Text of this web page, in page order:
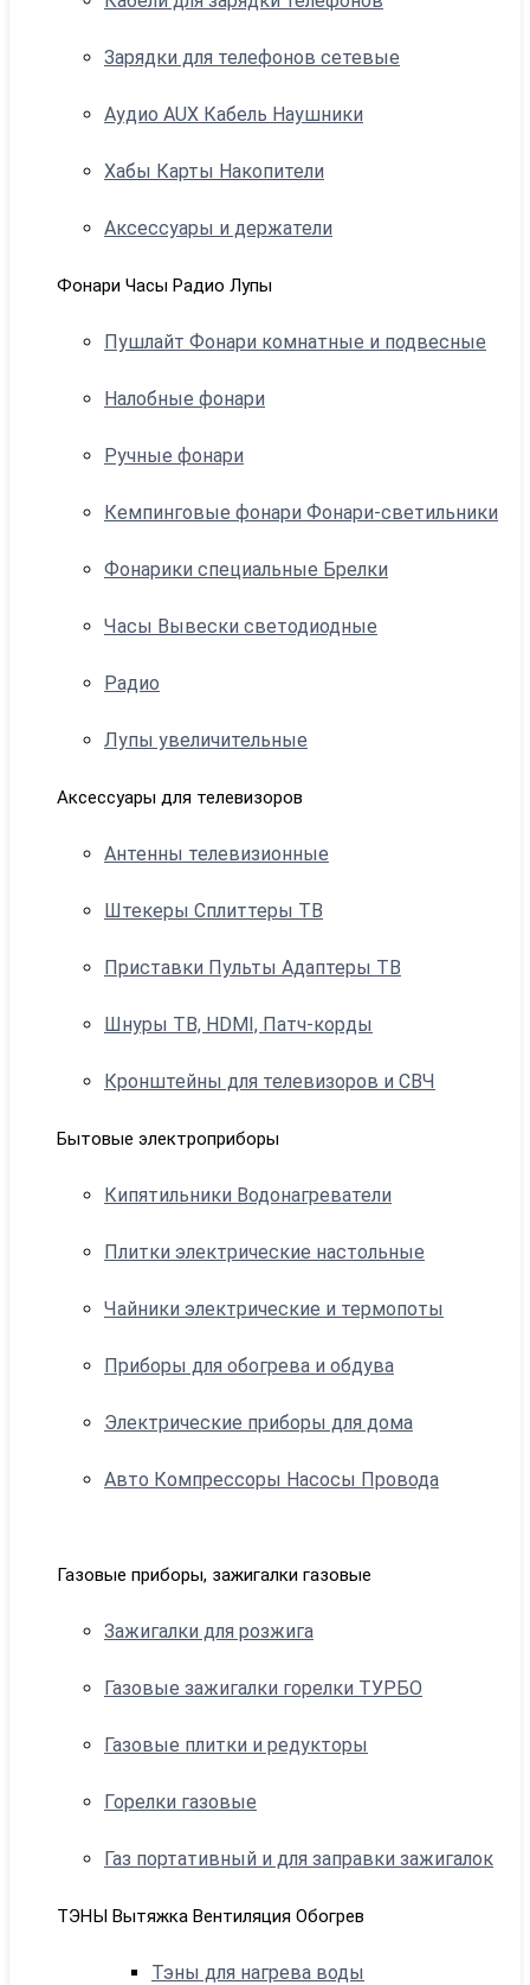
Зарядки для телефонов сетевые
Аудио AUX Кабель Наушники
Хабы Карты Накопители
Аксессуары и держатели
Фонари Часы Радио Лупы
Пушлайт Фонари комнатные и подвесные
Налобные фонари
Ручные фонари
Кемпинговые фонари Фонари-светильники
Фонарики специальные Брелки
Часы Вывески светодиодные
Радио
Лупы увеличительные
Аксессуары для телевизоров
Антенны телевизионные
Штекеры Сплиттеры ТВ
Приставки Пульты Адаптеры ТВ
Шнуры ТВ, HDMI, Патч-корды
Кронштейны для телевизоров и СВЧ
Бытовые электроприборы
Кипятильники Водонагреватели
Плитки электрические настольные
Чайники электрические и термопоты
Приборы для обогрева и обдува
Электрические приборы для дома
Авто Компрессоры Насосы Провода
Газовые приборы, зажигалки газовые
Зажигалки для розжига
Газовые зажигалки горелки ТУРБО
Газовые плитки и редукторы
Горелки газовые
Газ портативный и для заправки зажигалок
ТЭНЫ Вытяжка Вентиляция Обогрев
Тэны для нагрева воды